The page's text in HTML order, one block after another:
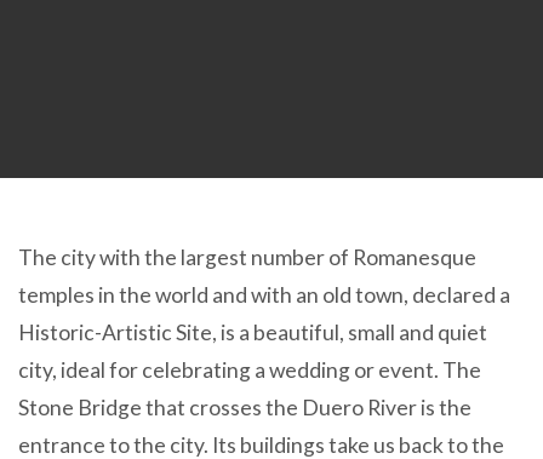
The city with the largest number of Romanesque
temples in the world and with an old town, declared a
Historic-Artistic Site, is a beautiful, small and quiet
city, ideal for celebrating a wedding or event. The
Stone Bridge that crosses the Duero River is the
entrance to the city. Its buildings take us back to the